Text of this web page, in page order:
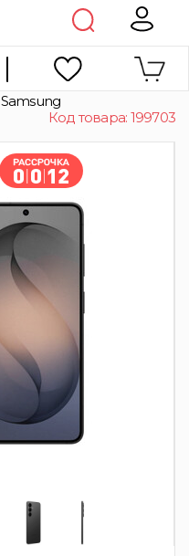
Samsung
Код товара: 199703